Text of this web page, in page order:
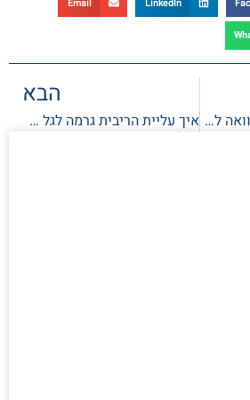
LinkedIn
Email
מחזור משכנתא או הלוואה לכל מטרה? המדריך להחלטה נכונה
הבא
איך עליית הריבית גרמה לגל מחזורי משכנתאות – ומה זה אומר על הכיס שלך?